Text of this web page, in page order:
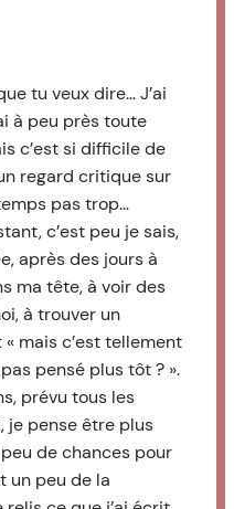
tu veux dire… J’ai
à peu près toute
c’est si difficile de
regard critique sur
pas trop…
c’est peu je sais,
après des jours à
ma tête, à voir des
à trouver un
mais c’est tellement
pensé plus tôt ? ».
prévu tous les
je pense être plus
de chances pour
un peu de la